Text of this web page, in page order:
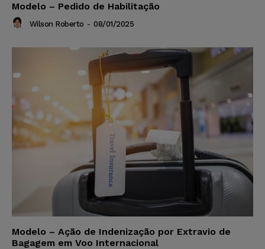
Modelo – Pedido de Habilitação
Wilson Roberto - 08/01/2025
Modelo – Ação de Indenização por Extravio de
Bagagem em Voo Internacional